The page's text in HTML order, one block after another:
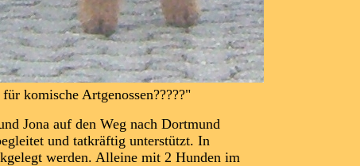
Artgenossen?????"
Jona auf den Weg nach Dortmund
und tatkräftig unterstützt. In
werden. Alleine mit 2 Hunden im